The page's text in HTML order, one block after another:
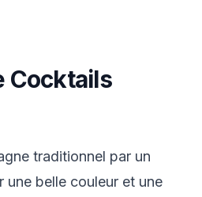
Cocktails
traditionnel par un
une belle couleur et une